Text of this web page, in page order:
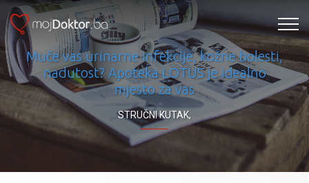
Muče vas urinarne infekcije, kožne bolesti,
nadutost? Apoteka LOTUS je idealno
mjesto za vas
STRUČNI KUTAK,